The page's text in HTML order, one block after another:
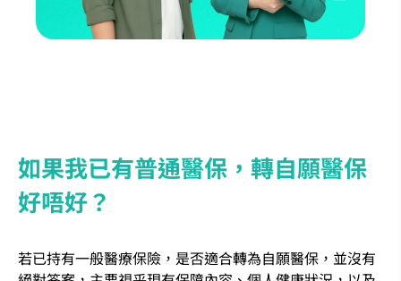
如果我已有普通醫保，轉自願醫保
好唔好？
若已持有一般醫療保險，是否適合轉為自願醫保，並沒有